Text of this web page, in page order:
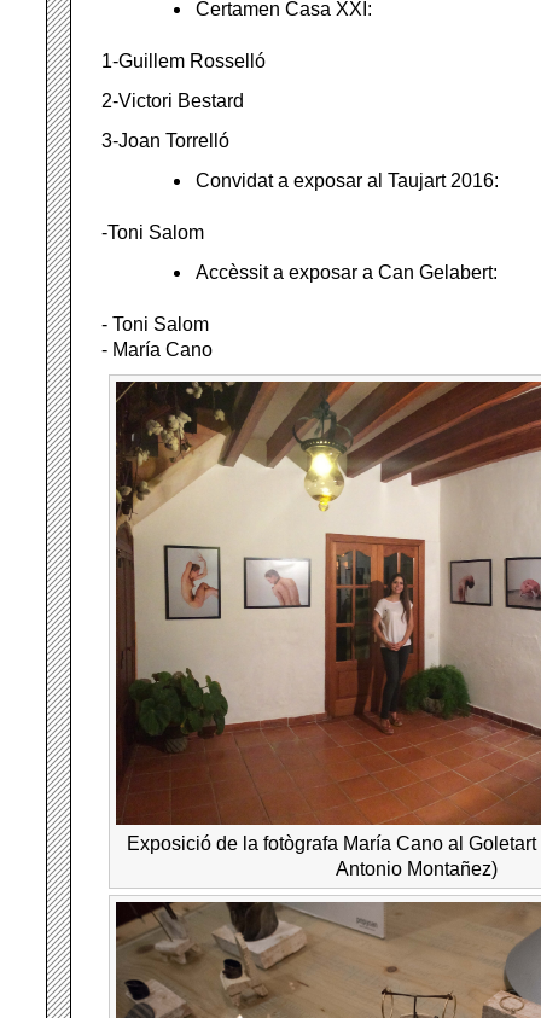
Certamen Casa XXI:
1-Guillem Rosselló
2-Victori Bestard
3-Joan Torrelló
Convidat a exposar al Taujart 2016:
-Toni Salom
Accèssit a exposar a Can Gelabert:
- Toni Salom
- María Cano
Exposició de la fotògrafa María Cano al
Antonio Montañez)